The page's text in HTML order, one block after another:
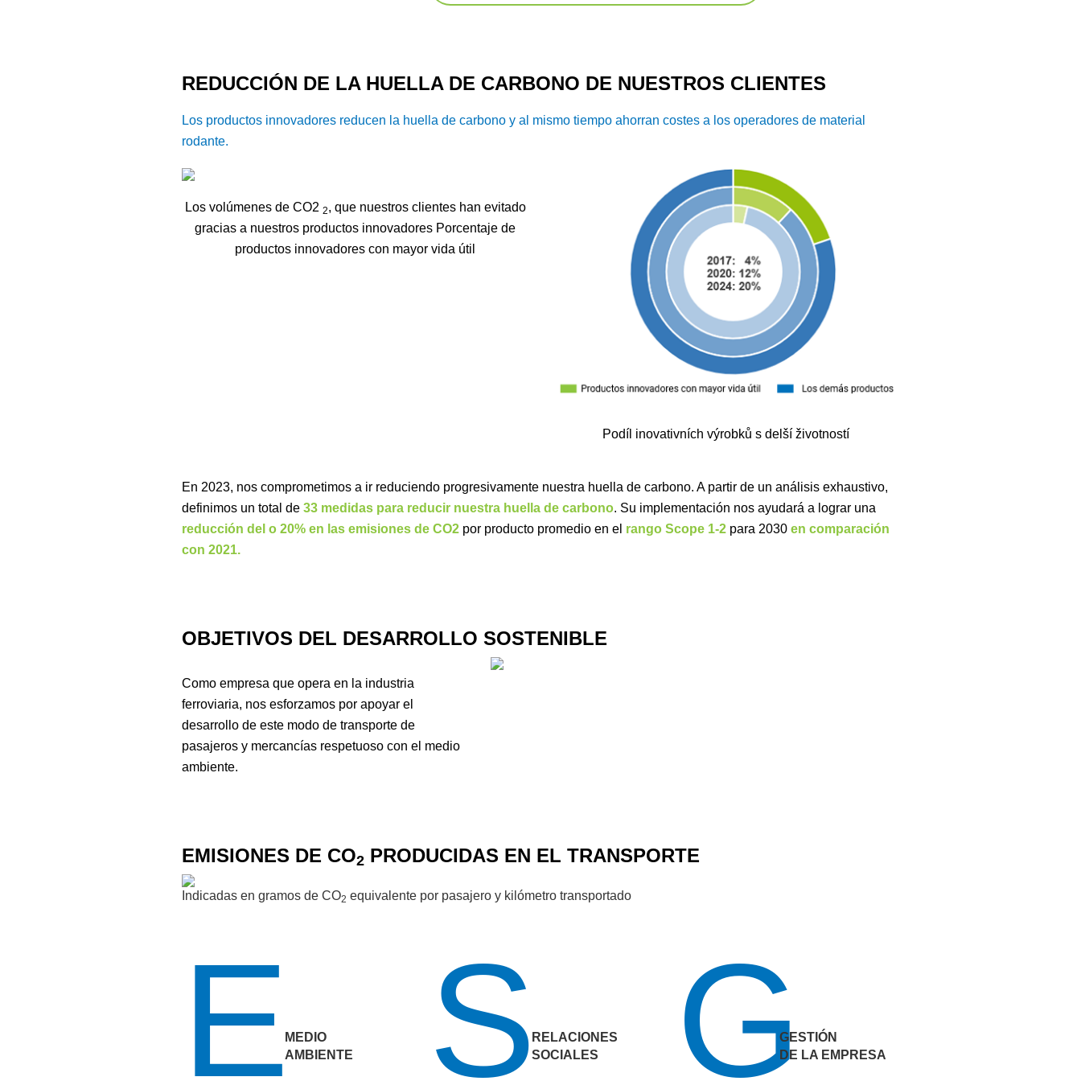
REDUCCIÓN DE LA HUELLA DE CARBONO DE NUESTROS CLIENTES
Los productos innovadores reducen la huella de carbono y al mismo tiempo ahorran costes a los operadores de material
rodante.
Los volúmenes de CO2 2, que nuestros clientes han evitado
gracias a nuestros productos innovadores Porcentaje de
productos innovadores con mayor vida útil
Podíl inovativních výrobků s delší životností
En 2023, nos comprometimos a ir reduciendo progresivamente nuestra huella de carbono. A partir de un análisis exhaustivo,
definimos un total de 33 medidas para reducir nuestra huella de carbono. Su implementación nos ayudará a lograr una
reducción del o 20% en las emisiones de CO2 por producto promedio en el rango Scope 1-2 para 2030 en comparación
con 2021.
OBJETIVOS DEL DESARROLLO SOSTENIBLE
Como empresa que opera en la industria
ferroviaria, nos esforzamos por apoyar el
desarrollo de este modo de transporte de
pasajeros y mercancías respetuoso con el medio
ambiente.
EMISIONES DE CO2 PRODUCIDAS EN EL TRANSPORTE
Indicadas en gramos de CO2 equivalente por pasajero y kilómetro transportado
EMEDIO
AMBIENTE
SRELACIONES
SOCIALES
GGESTIÓN
DE LA EMPRESA